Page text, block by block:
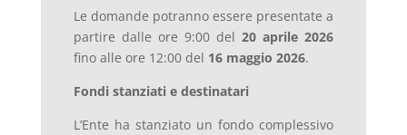
Le domande potranno essere presentate a
partire dalle ore 9:00 del20 aprile 2026
fino alle ore 12:00 del 16 maggio 2026.
Fondi stanziati e destinatari
L’Ente ha stanziato un fondo complessivo